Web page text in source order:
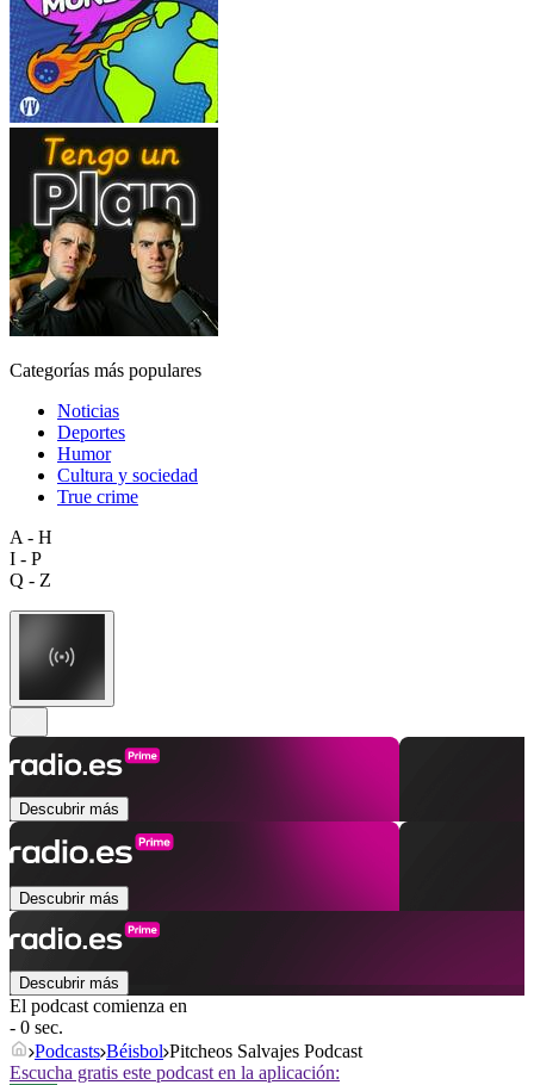
Categorías más populares
Noticias
Deportes
Humor
Cultura y sociedad
True crime
A - H
I - P
Q - Z
Descubrir más
Descubrir más
Descubrir más
El podcast comienza en
- 0 sec.
Podcasts Béisbol Pitcheos Salvajes Podcast
Escucha gratis este podcast en la aplicación: